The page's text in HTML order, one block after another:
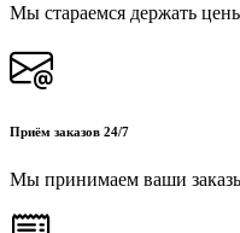
Мы стараемся держать
Приём заказов 24/7
Мы принимаем ваши